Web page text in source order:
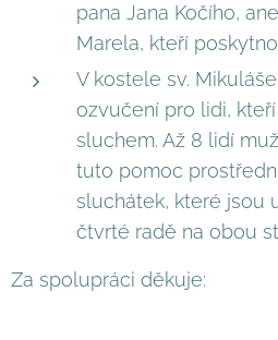
pana Jana Kočího,
Marela, kteří
V kostele sv.
ozvučení pro lidi,
sluchem. Až 8 lidí
tuto pomoc
sluchátek, které jsou
čtvrté radě na obou
Za spolupráci děkuje: